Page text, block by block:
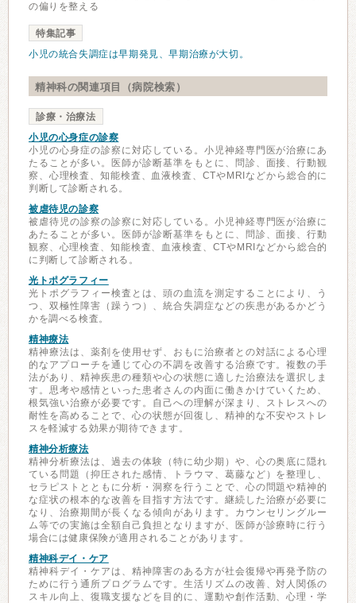
の偏りを整える
特集記事
小児の統合失調症は早期発見、早期治療が大切。
精神科の関連項目（病院検索）
診療・治療法
小児の心身症の診察
小児の心身症の診察に対応している。小児神経専門医が治療にあ
たることが多い。医師が診断基準をもとに、問診、面接、行動観
察、心理検査、知能検査、血液検査、CTやMRIなどから総合的に
判断して診断される。
被虐待児の診察
被虐待児の診察の診察に対応している。小児神経専門医が治療に
あたることが多い。医師が診断基準をもとに、問診、面接、行動
観察、心理検査、知能検査、血液検査、CTやMRIなどから総合的
に判断して診断される。
光トポグラフィー
光トポグラフィー検査とは、頭の血流を測定することにより、う
つ、双極性障害（躁うつ）、統合失調症などの疾患があるかどう
かを調べる検査。
精神療法
精神療法は、薬剤を使用せず、おもに治療者との対話による心理
的なアプローチを通じて心の不調を改善する治療です。複数の手
法があり、精神疾患の種類や心の状態に適した治療法を選択しま
す。思考や感情といった患者さんの内面に働きかけていくため、
根気強い治療が必要です。自己への理解が深まり、ストレスへの
耐性を高めることで、心の状態が回復し、精神的な不安やストレ
スを軽減する効果が期待できます。
精神分析療法
精神分析療法は、過去の体験（特に幼少期）や、心の奥底に隠れ
ている問題（抑圧された感情、トラウマ、葛藤など）を整理し、
セラピストとともに分析・洞察を行うことで、心の問題や精神的
な症状の根本的な改善を目指す方法です。継続した治療が必要に
なり、治療期間が長くなる傾向があります。カウンセリングルー
ム等での実施は全額自己負担となりますが、医師が診療時に行う
場合には健康保険が適用されることがあります。
精神科デイ・ケア
精神科デイ・ケアは、精神障害のある方が社会復帰や再発予防の
ために行う通所プログラムです。生活リズムの改善、対人関係の
スキル向上、復職支援などを目的に、運動や創作活動、心理・学